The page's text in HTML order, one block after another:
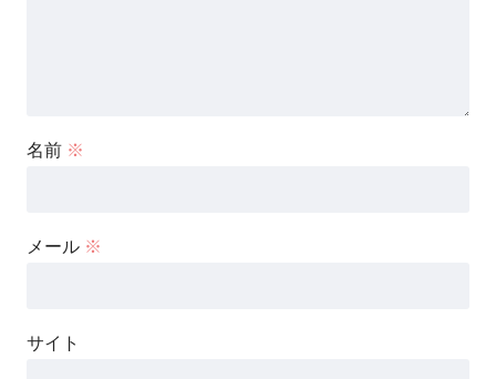
名前 ※
メール ※
サイト